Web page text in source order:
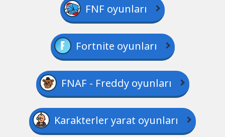
FNF oyunları
Fortnite oyunları
FNAF - Freddy oyunları
Karakterler yarat oyunları